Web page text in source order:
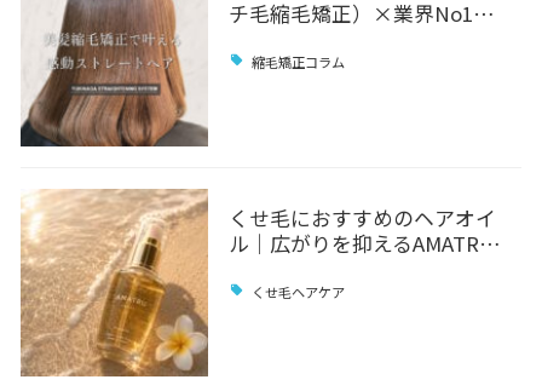
チ毛縮毛矯正）×業界No1…
縮毛矯正コラム
くせ毛におすすめのヘアオイ
ル｜広がりを抑えるAMATR…
くせ毛ヘアケア